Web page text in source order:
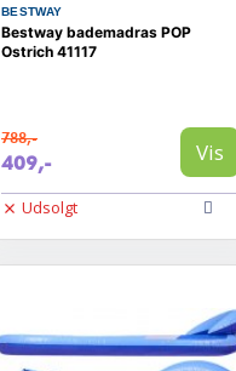
BESTWAY
Bestway bademadras POP
Ostrich 41117
788,-
409,- Vis
Udsolgt